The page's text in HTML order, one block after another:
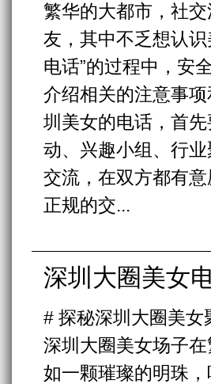
繁华的大都市，社
友，其中不乏想认
电话”的过程中，安
介绍相关的注意事
圳美女的电话，首
动、兴趣小组、行
交流，在双方都有
正规的交...
深圳大圈美女
# 探秘深圳大圈美
深圳大圈美女场子
如一颗璀璨的明珠